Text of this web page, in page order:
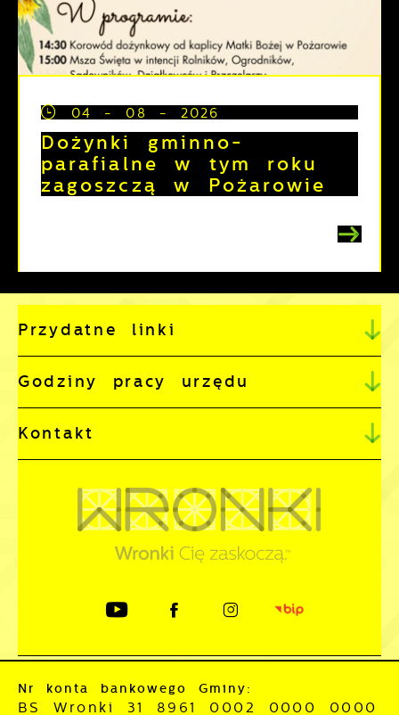
04 - 08 - 2026
Dożynki gminno-
parafialne w tym roku
zagoszczą w Pożarowie
Przydatne linki
Godziny pracy urzędu
Kontakt
Nr konta bankowego Gminy:
BS Wronki 31 8961 0002 0000 0000